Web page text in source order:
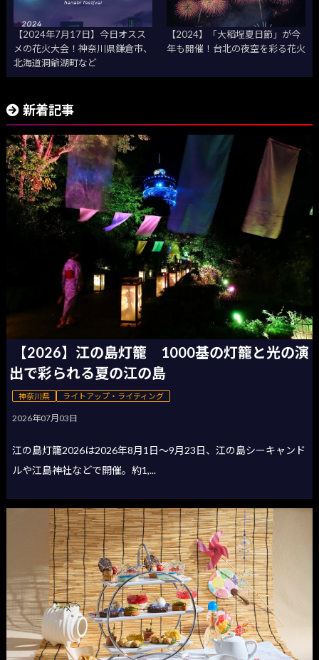
【2024年7月17日】今日オスス
メの花火大会！神奈川県鎌倉市、
北海道洞爺湖町など
【2024】「大稻埕夏日節」が今
年も開催！台北の夜空を彩る花火
新着記事
【2026】江の島灯籠 1000基の灯籠と光の演
出で彩られる夏の江の島
神奈川県 ライトアップ・ライティング
2026年07月03日
江の島灯籠2026は2026年8月1日〜9月23日、江の島シーキャンド
ルや江島神社などで開催。約1,...